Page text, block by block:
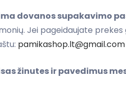
dovanos supakavimo
Jei pageidaujate
pamikashop.lt@gmail.com
žinutes ir pavedimus